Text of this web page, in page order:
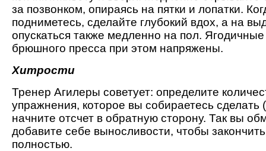
за позвонком, опираясь на пятки и лопатки.
подниметесь, сделайте глубокий вдох, а на
опускаться также медленно на пол.
брюшного пресса при этом напряжены.
Хитрости
Тренер Агилеры советует: определите
упражнения, которое вы собираетесь сделать
начните отсчет в обратную сторону. Так вы
добавите себе выносливости, чтобы
полностью.